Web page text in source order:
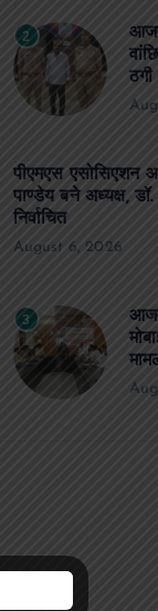
2
पीएमएस एसोसिएशन
पाण्डेय बने अध्यक्ष,
निर्वाचित
August 6, 2026
3